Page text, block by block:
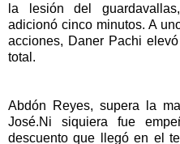
la lesión del
adicionó cinco minutos. A
acciones, Daner Pachi
total.
Abdón Reyes, supera la
José.Ni siquiera fue
descuento que llegó en el